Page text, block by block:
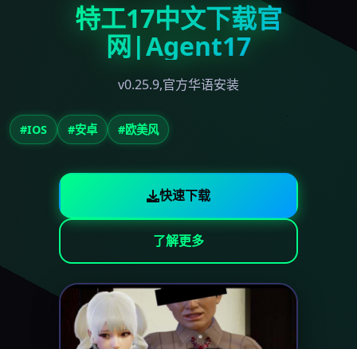
特工17中文下载官
网|Agent17
v0.25.9,官方华语安装
#IOS #安卓 #欧美风
快速下载
了解更多